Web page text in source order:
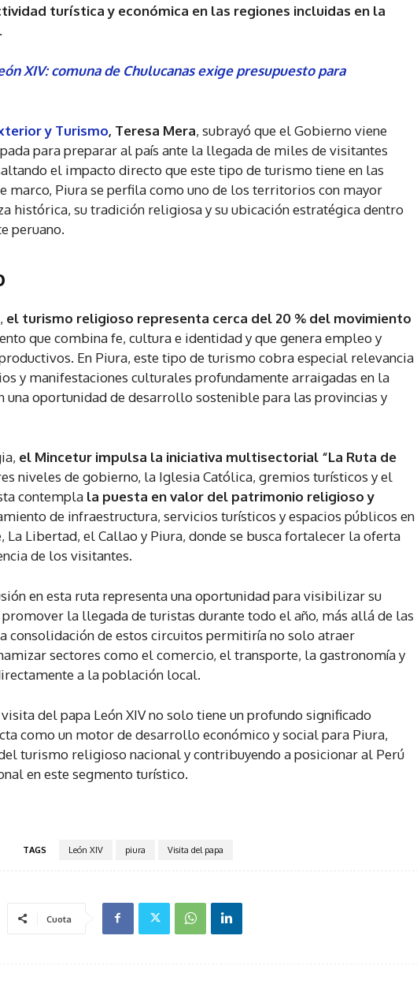
turística y económica en las regiones incluidas en la
XIV: comuna de Chulucanas exige presupuesto para
y Turismo, Teresa Mera, subrayó que el Gobierno viene
para preparar al país ante la llegada de miles de visitantes
el impacto directo que este tipo de turismo tiene en las
marco, Piura se perfila como uno de los territorios con mayor
histórica, su tradición religiosa y su ubicación estratégica dentro
peruano.
el turismo religioso representa cerca del 20 % del movimiento
que combina fe, cultura e identidad y que genera empleo y
En Piura, este tipo de turismo cobra especial relevancia
y manifestaciones culturales profundamente arraigadas en la
una oportunidad de desarrollo sostenible para las provincias y
el Mincetur impulsa la iniciativa multisectorial “La Ruta de
niveles de gobierno, la Iglesia Católica, gremios turísticos y el
contempla la puesta en valor del patrimonio religioso y
de infraestructura, servicios turísticos y espacios públicos en
La Libertad, el Callao y Piura, donde se busca fortalecer la oferta
de los visitantes.
en esta ruta representa una oportunidad para visibilizar su
la llegada de turistas durante todo el año, más allá de las
consolidación de estos circuitos permitiría no solo atraer
sectores como el comercio, el transporte, la gastronomía y
a la población local.
del papa León XIV no solo tiene un profundo significado
como un motor de desarrollo económico y social para Piura,
turismo religioso nacional y contribuyendo a posicionar al Perú
en este segmento turístico.
TAGS León XIV piura Visita del papa
Cuota